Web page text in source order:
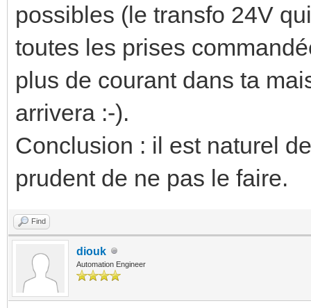
possibles (le transfo 24V
toutes les prises
plus de courant dans ta
arrivera :-).
Conclusion : il est naturel
prudent de ne pas le faire.
Find
diouk
Automation Engineer